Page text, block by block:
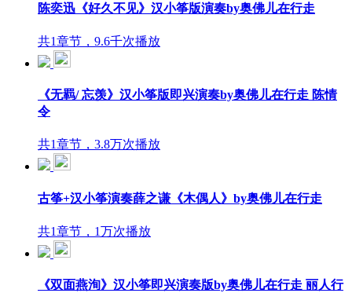
陈奕迅《好久不见》汉小筝版演奏by奥佛儿在行走
共1章节，9.6千次播放
《无羁/ 忘羡》汉小筝版即兴演奏by奥佛儿在行走 陈情
令
共1章节，3.8万次播放
古筝+汉小筝演奏薛之谦《木偶人》by奥佛儿在行走
共1章节，1万次播放
《双面燕洵》汉小筝即兴演奏版by奥佛儿在行走 丽人行